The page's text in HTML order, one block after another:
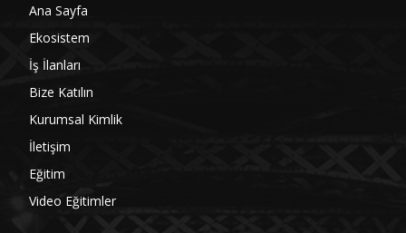
Ana Sayfa
Ekosistem
İş İlanları
Bize Katılın
Kurumsal Kimlik
İletişim
Eğitim
Video Eğitimler